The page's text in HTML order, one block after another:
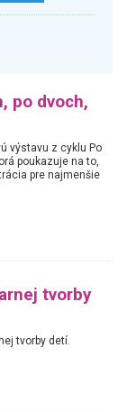
po dvoch,
výstavu z cyklu Po
poukazuje na to,
pre najmenšie
tvorby
tvorby detí.